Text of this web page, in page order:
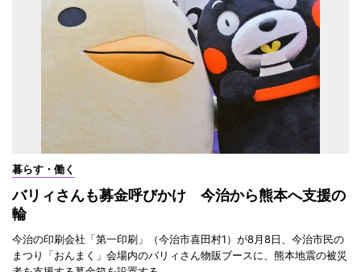
暮らす・働く
バリィさんも募金呼びかけ 今治から熊本へ支援の
輪
今治の印刷会社「第一印刷」（今治市喜田村1）が8月8日、今治市民の
まつり「おんまく」会場内のバリィさん物販ブースに、熊本地震の被災